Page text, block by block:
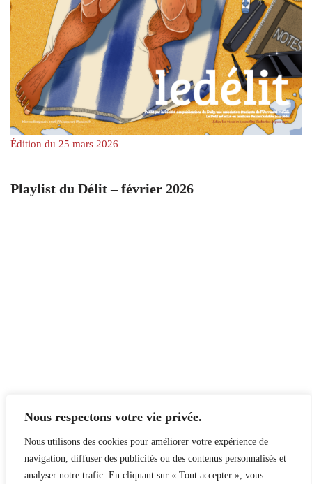
Nous respectons votre vie privée.
Nous utilisons des cookies pour améliorer votre expérience de
navigation, diffuser des publicités ou des contenus personnalisés et
analyser notre trafic. En cliquant sur « Tout accepter », vous
Édition du 25 mars 2026
Playlist du Délit – février 2026